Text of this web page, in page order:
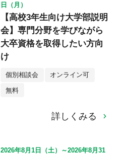
日（月）
【高校3年生向け大学部説明
会】専門分野を学びながら
大卒資格を取得したい方向
け
個別相談会 オンライン可
無料
詳しくみる
2026年8月1日（土）～2026年8月31